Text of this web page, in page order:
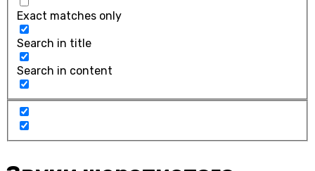
Exact matches only
Search in title
Search in content